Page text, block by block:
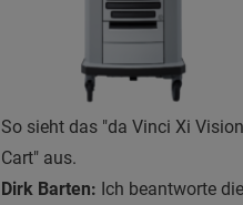
So sieht das "da Vinci Xi Vision
Cart" aus.
Dirk Barten: Ich beantworte